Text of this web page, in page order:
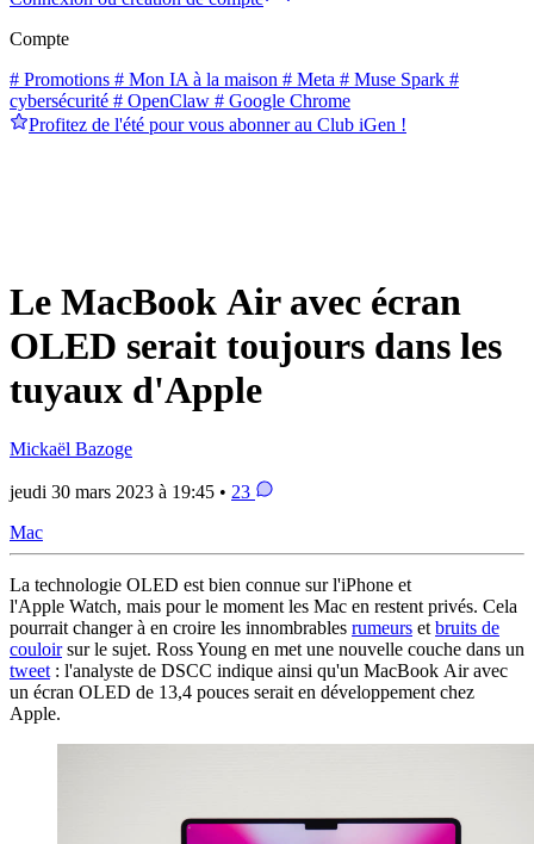
Compte
# Promotions # Mon IA à la maison # Meta # Muse Spark #
cybersécurité # OpenClaw # Google Chrome
Profitez de l'été pour vous abonner au Club iGen !
Le MacBook Air avec écran
OLED serait toujours dans les
tuyaux d'Apple
Mickaël Bazoge
jeudi 30 mars 2023 à 19:45 • 23
Mac
La technologie OLED est bien connue sur l'iPhone et
l'Apple Watch, mais pour le moment les Mac en restent privés. Cela
pourrait changer à en croire les innombrables rumeurs et bruits de
couloirsur le sujet. Ross Young en met une nouvelle couche dans un
tweet : l'analyste de DSCC indique ainsi qu'un MacBook Air avec
un écran OLED de 13,4 pouces serait en développement chez
Apple.